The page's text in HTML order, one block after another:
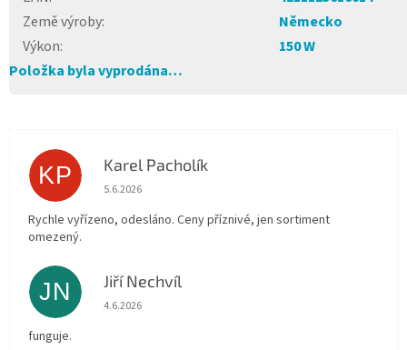
Země výroby:
Německo
Výkon:
150 W
Položka byla vyprodána…
KP Karel Pacholík
Hodnocení obchodu je 4 z 5 hvězdiček.
5.6.2026
Rychle vyřízeno, odesláno. Ceny příznivé, jen sortiment
omezený.
JN Jiří Nechvíl
Hodnocení obchodu je 5 z 5 hvězdiček.
4.6.2026
funguje.